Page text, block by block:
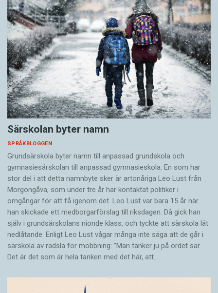
Särskolan byter namn
SPRÅKBLOGGEN
Grundsärskola byter namn till anpassad grundskola och
gymnasiesärskolan till anpassad gymnasieskola. En som har
stor del i att detta namnbyte sker är artonåriga Leo Lust från
Morgongåva, som under tre år har kontaktat politiker i
omgångar för att få igenom det. Leo Lust var bara 15 år när
han skickade ett medborgarförslag till riksdagen. Då gick han
själv i grundsärskolans nionde klass, och tyckte att särskola lät
nedlåtande. Enligt Leo Lust vågar många inte säga att de går i
särskola av rädsla för mobbning: ”Man tänker ju på ordet sär.
Det är det som är hela tanken med det här, att…